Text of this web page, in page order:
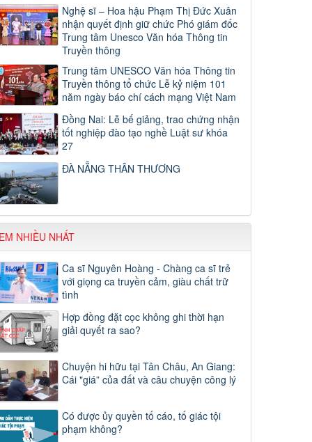
Nghệ sĩ – Hoa hậu Phạm Thị Đức Xuân
nhận quyết định giữ chức Phó giám đốc
Trung tâm Unesco Văn hóa Thông tin
Truyền thông
Trung tâm UNESCO Văn hóa Thông tin
Truyền thông tổ chức Lễ kỷ niệm 101
năm ngày báo chí cách mạng Việt Nam
Đồng Nai: Lễ bế giảng, trao chứng nhận
tốt nghiệp đào tạo nghề Luật sư khóa
27
ĐÀ NẴNG THÂN THƯƠNG
NHIỀU NHẤT
Ca sĩ Nguyên Hoàng - Chàng ca sĩ trẻ
với giọng ca truyền cảm, giàu chất trữ
tình
Hợp đồng đặt cọc không ghi thời hạn
giải quyết ra sao?
Chuyện hi hữu tại Tân Châu, An Giang:
Cái "giá” của đất và câu chuyện công lý
Có được ủy quyền tố cáo, tố giác tội
phạm không?